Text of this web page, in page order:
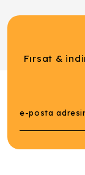
Fırsat &